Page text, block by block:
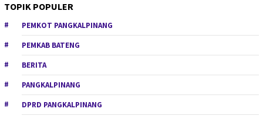
TOPIK POPULER
PEMKOT PANGKALPINANG
PEMKAB BATENG
BERITA
PANGKALPINANG
DPRD PANGKALPINANG